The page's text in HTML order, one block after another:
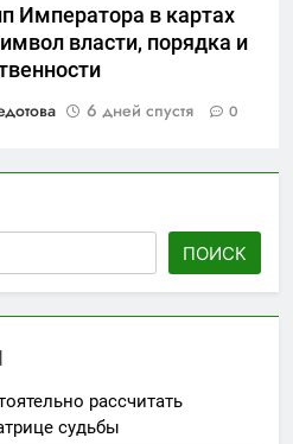
Императора в картах
власти, порядка и
6 дней спустя 0
ПОИСК
рассчитать
судьбы